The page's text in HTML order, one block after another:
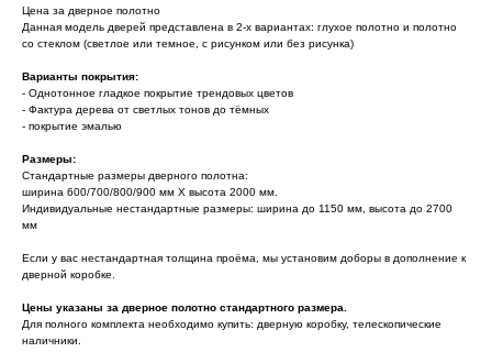
Цена за дверное полотно
Данная модель дверей представлена в 2-х вариантах: глухое полотно и полотно
со стеклом (светлое или темное, с рисунком или без рисунка)
Варианты покрытия:
- Однотонное гладкое покрытие трендовых цветов
- Фактура дерева от светлых тонов до тёмных
- покрытие эмалью
Размеры:
Стандартные размеры дверного полотна:
ширина 600/700/800/900 мм Х высота 2000 мм.
Индивидуальные нестандартные размеры: ширина до 1150 мм, высота до 2700
мм
Если у вас нестандартная толщина проёма, мы установим доборы в дополнение к
дверной коробке.
Цены указаны за дверное полотно стандартного размера.
Для полного комплекта необходимо купить: дверную коробку, телескопические
наличники.